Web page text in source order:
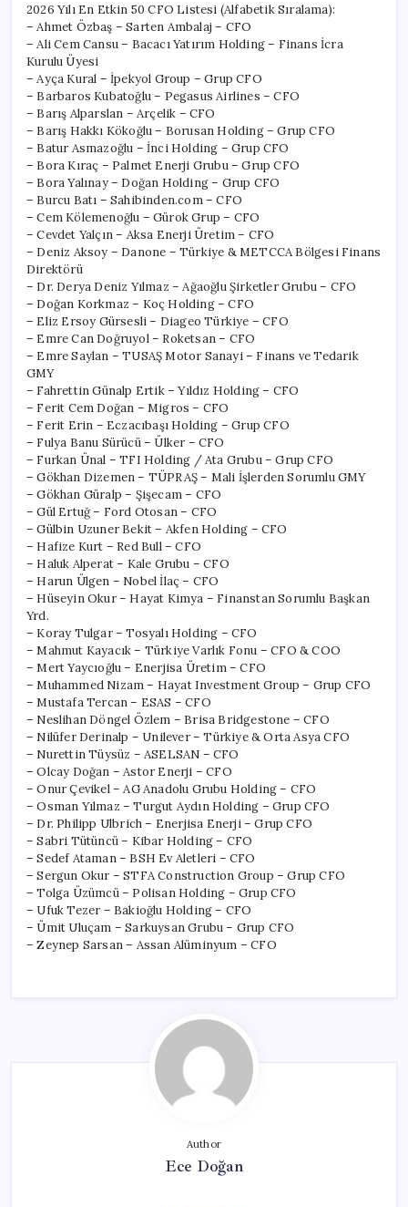
2026 Yılı En Etkin 50 CFO Listesi (Alfabetik Sıralama):
– Ahmet Özbaş – Sarten Ambalaj – CFO
– Ali Cem Cansu – Bacacı Yatırım Holding – Finans İcra
Kurulu Üyesi
– Ayça Kural – İpekyol Group – Grup CFO
– Barbaros Kubatoğlu – Pegasus Airlines – CFO
– Barış Alparslan – Arçelik – CFO
– Barış Hakkı Kökoğlu – Borusan Holding – Grup CFO
– Batur Asmazoğlu – İnci Holding – Grup CFO
– Bora Kıraç – Palmet Enerji Grubu – Grup CFO
– Bora Yalınay – Doğan Holding – Grup CFO
– Burcu Batı – Sahibinden.com – CFO
– Cem Kölemenoğlu – Gürok Grup – CFO
– Cevdet Yalçın – Aksa Enerji Üretim – CFO
– Deniz Aksoy – Danone – Türkiye & METCCA Bölgesi Finans
Direktörü
– Dr. Derya Deniz Yılmaz – Ağaoğlu Şirketler Grubu – CFO
– Doğan Korkmaz – Koç Holding – CFO
– Eliz Ersoy Gürsesli – Diageo Türkiye – CFO
– Emre Can Doğruyol – Roketsan – CFO
– Emre Saylan – TUSAŞ Motor Sanayi – Finans ve Tedarik
GMY
– Fahrettin Günalp Ertik – Yıldız Holding – CFO
– Ferit Cem Doğan – Migros – CFO
– Ferit Erin – Eczacıbaşı Holding – Grup CFO
– Fulya Banu Sürücü – Ülker – CFO
– Furkan Ünal – TFI Holding / Ata Grubu – Grup CFO
– Gökhan Dizemen – TÜPRAŞ – Mali İşlerden Sorumlu GMY
– Gökhan Güralp – Şişecam – CFO
– Gül Ertuğ – Ford Otosan – CFO
– Gülbin Uzuner Bekit – Akfen Holding – CFO
– Hafize Kurt – Red Bull – CFO
– Haluk Alperat – Kale Grubu – CFO
– Harun Ülgen – Nobel İlaç – CFO
– Hüseyin Okur – Hayat Kimya – Finanstan Sorumlu Başkan
Yrd.
– Koray Tulgar – Tosyalı Holding – CFO
– Mahmut Kayacık – Türkiye Varlık Fonu – CFO & COO
– Mert Yaycıoğlu – Enerjisa Üretim – CFO
– Muhammed Nizam – Hayat Investment Group – Grup CFO
– Mustafa Tercan – ESAS – CFO
– Neslihan Döngel Özlem – Brisa Bridgestone – CFO
– Nilüfer Derinalp – Unilever – Türkiye & Orta Asya CFO
– Nurettin Tüysüz – ASELSAN – CFO
– Olcay Doğan – Astor Enerji – CFO
– Onur Çevikel – AG Anadolu Grubu Holding – CFO
– Osman Yılmaz – Turgut Aydın Holding – Grup CFO
– Dr. Philipp Ulbrich – Enerjisa Enerji – Grup CFO
– Sabri Tütüncü – Kibar Holding – CFO
– Sedef Ataman – BSH Ev Aletleri – CFO
– Sergun Okur – STFA Construction Group – Grup CFO
– Tolga Üzümcü – Polisan Holding – Grup CFO
– Ufuk Tezer – Bakioğlu Holding – CFO
– Ümit Uluçam – Sarkuysan Grubu – Grup CFO
– Zeynep Sarsan – Assan Alüminyum – CFO
Author
Ece Doğan